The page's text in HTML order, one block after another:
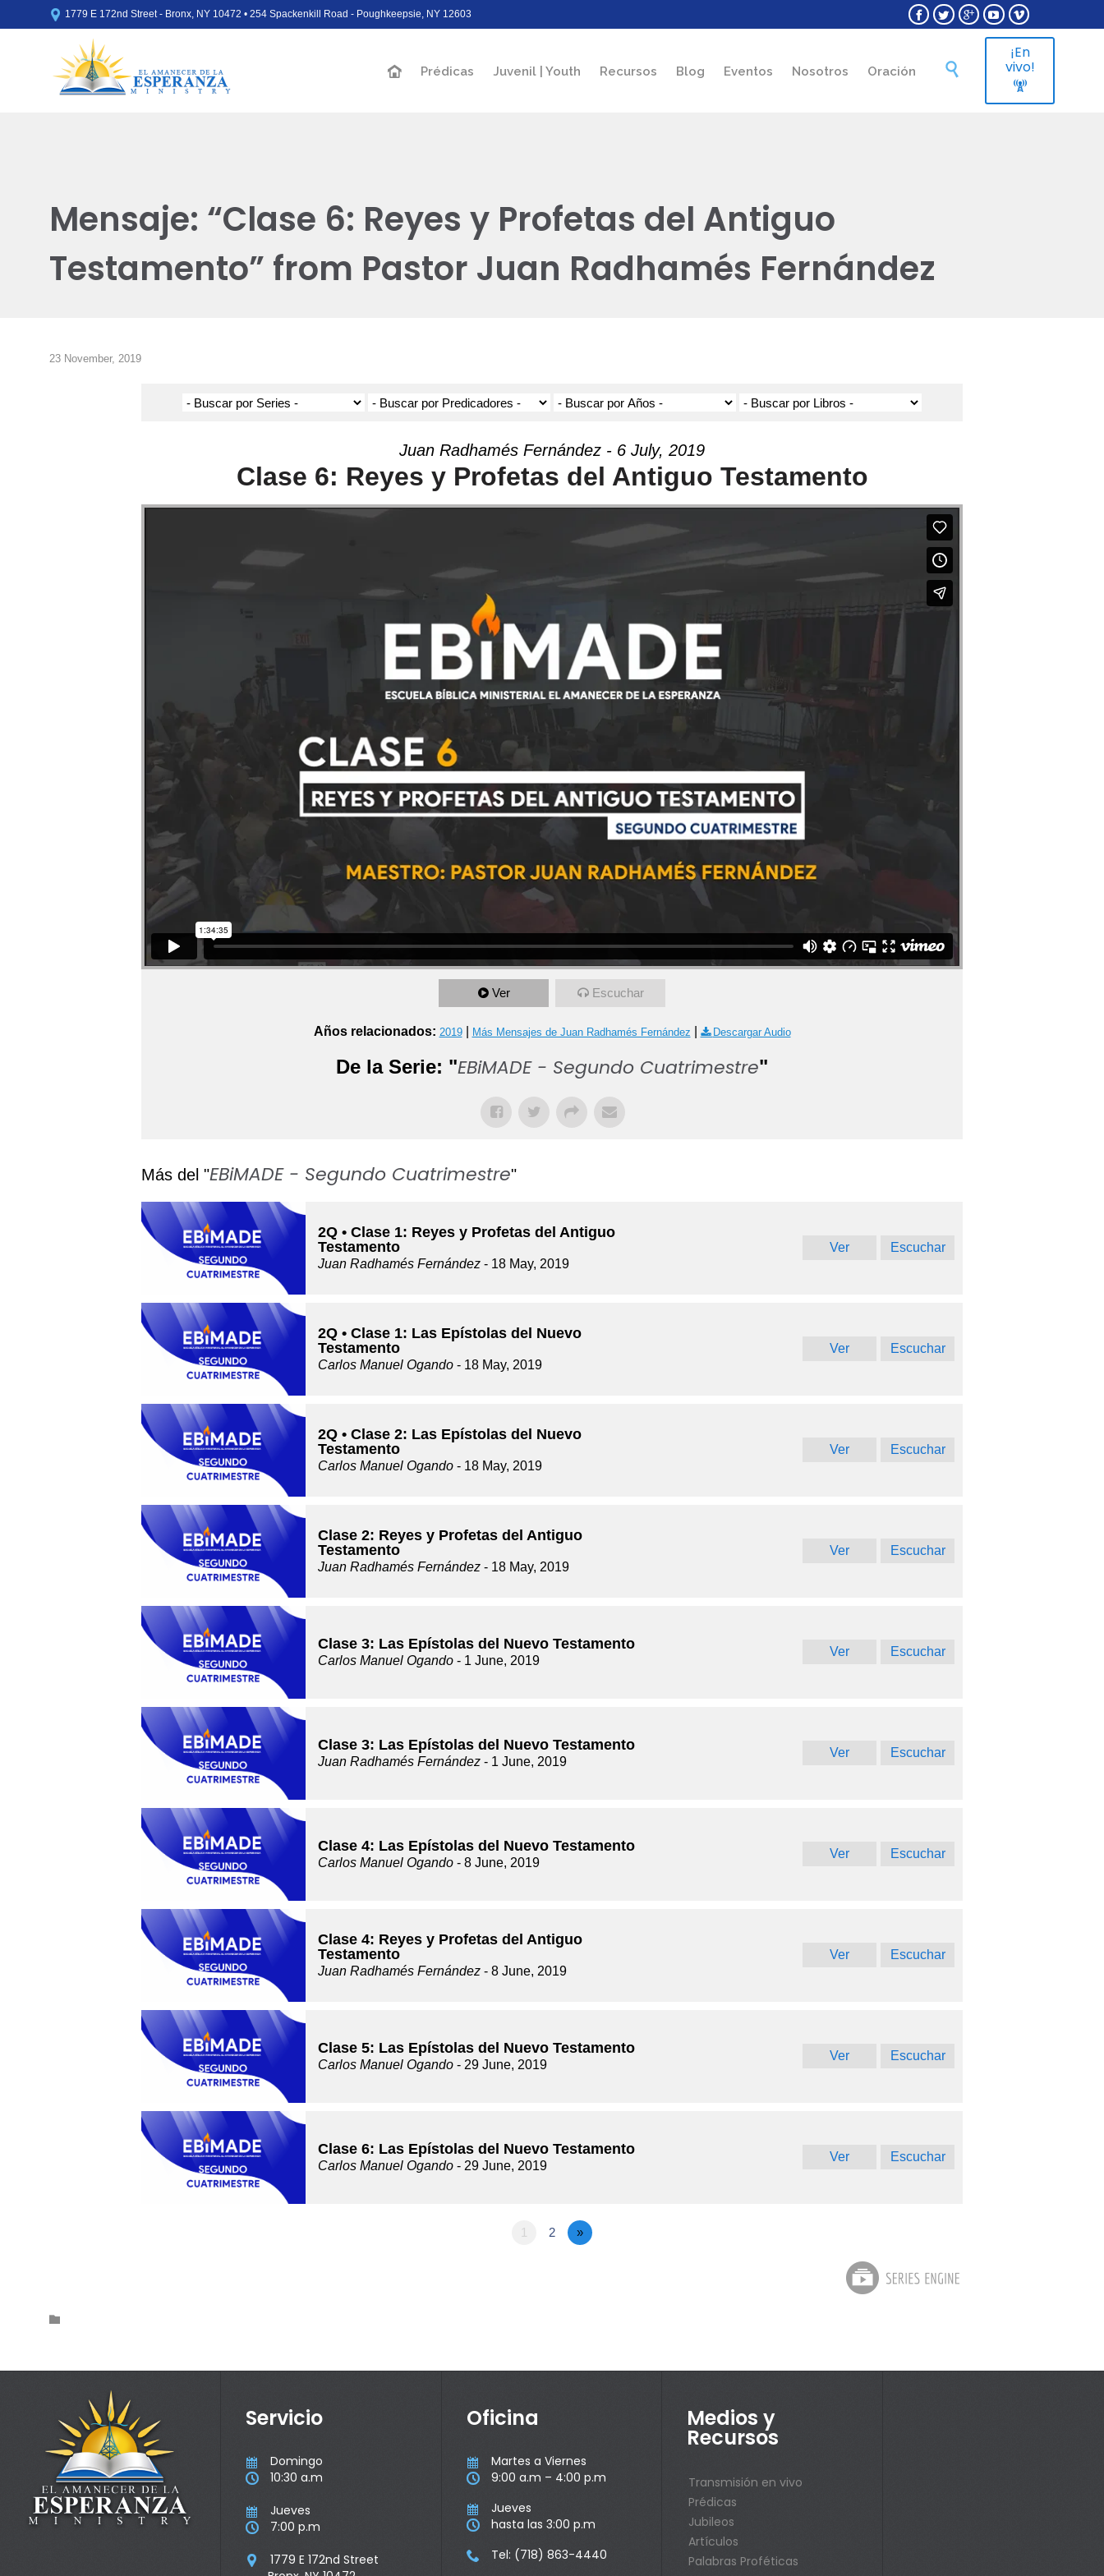
 1779 E 172nd Street - Bronx, NY 10472 • 254 Spackenkill Road - Poughkeepsie, NY 12603     
Skip
Prédicas Juvenil | Youth Recursos Blog Eventos Nosotros Oración 
¡En
vivo!

Mensaje: “Clase 6: Reyes y Profetas del Antiguo
Testamento” from Pastor Juan Radhamés Fernández
23 November, 2019
Juan Radhamés Fernández - 6 July, 2019
Clase 6: Reyes y Profetas del Antiguo Testamento
Ver Escuchar
Años relacionados: 2019| Más Mensajes de Juan Radhamés Fernández Descargar Audio
De la Serie: "EBiMADE - Segundo Cuatrimestre"
Más del "EBiMADE - Segundo Cuatrimestre"
2Q • Clase 1: Reyes y Profetas del Antiguo
Testamento
Juan Radhamés Fernández - 18 May, 2019
Ver Escuchar
2Q • Clase 1: Las Epístolas del Nuevo
Testamento
Carlos Manuel Ogando - 18 May, 2019
Ver Escuchar
2Q • Clase 2: Las Epístolas del Nuevo
Testamento
Carlos Manuel Ogando - 18 May, 2019
Ver Escuchar
Clase 2: Reyes y Profetas del Antiguo
Testamento
Juan Radhamés Fernández - 18 May, 2019
Ver Escuchar
Clase 3: Las Epístolas del Nuevo Testamento
Carlos Manuel Ogando - 1 June, 2019
Ver Escuchar
Clase 3: Las Epístolas del Nuevo Testamento
Juan Radhamés Fernández - 1 June, 2019
Ver Escuchar
Clase 4: Las Epístolas del Nuevo Testamento
Carlos Manuel Ogando - 8 June, 2019
Ver Escuchar
Clase 4: Reyes y Profetas del Antiguo
Testamento
Juan Radhamés Fernández - 8 June, 2019
Ver Escuchar
Clase 5: Las Epístolas del Nuevo Testamento
Carlos Manuel Ogando - 29 June, 2019
Ver Escuchar
Clase 6: Las Epístolas del Nuevo Testamento
Carlos Manuel Ogando - 29 June, 2019
Ver Escuchar
1 2 »

Servicio
 Domingo
 10:30 a.m
 Jueves
 7:00 p.m

1779 E 172nd Street
Oficina
 Martes a Viernes
 9:00 a.m – 4:00 p.m
 Jueves
 hasta las 3:00 p.m
 Tel: (718) 863-4440
Medios y
Recursos
Transmisión en vivo
Prédicas
Jubileos
Artículos
Palabras Proféticas